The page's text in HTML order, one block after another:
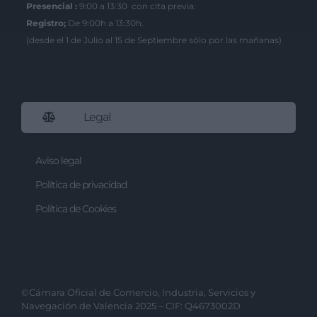
Presencial : 9:00 a 13:30 con cita previa.
Registro; De 9:00h a 13:30h.
(desde el 1 de Julio al 15 de Septiembre sólo por las mañanas)
Legal
Aviso legal
Política de privacidad
Política de Cookies
©Cámara Oficial de Comercio, Industria, Servicios y
Navegación de Valencia 2025 – CIF: Q4673002D